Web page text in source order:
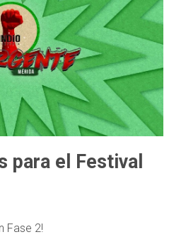
para el Festival
Fase 2!